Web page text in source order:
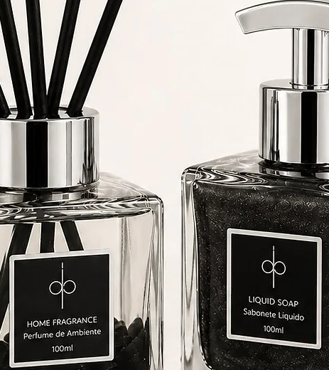
Tradicionalmente utilizado em rituais espirituais, o sândalo é
reconhecido por suas propriedades afrodisíacas e é um
ingrediente essencial em fragrâncias orientais.
Benefícios:Acalma os sentidos, aumenta a sensualidade e
oferece uma base rica e duradoura para a fragrância.
Descrição:O estoraque, ou benzoin, é uma resina aromática
extraída de árvores tropicais. Seu aroma é doce, balsâmico e
levemente amadeirado, o que adiciona uma nota exótica e
misteriosa à fragrância. É amplamente utilizado em perfumes
devido à sua capacidade de adicionar profundidade e calor à
composição.
Benefícios:Promove um ar de mistério e sensualidade, com
suas notas doces e resinosas que aumentam a atração.
Baunilha:
Descrição:
A baunilha é um ingrediente clássico e altamente
valorizado em perfumaria. Seu aroma doce, cremoso e
reconfortante é inconfundível e irresistível. Além de seu apelo
olfativo, a baunilha é conhecida por evocar sentimentos de
prazer e bem-estar, o que a torna um componente essencial
em fragrâncias afrodisíacas.
Benefícios:Adiciona uma suavidade envolvente à fragrância,